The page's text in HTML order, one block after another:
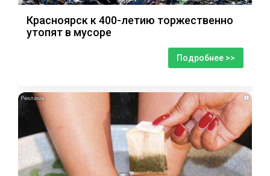
Красноярск к 400-летию торжественно
утопят в мусоре
Подробнее >>
i